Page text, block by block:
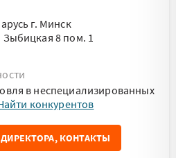
г. Минск
8 пом. 1
в неспециализированных
конкурентов
КОНТАКТЫ